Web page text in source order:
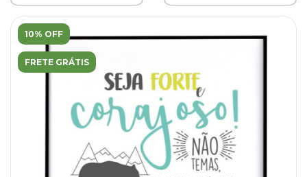
10% OFF
FRETE GRÁTIS